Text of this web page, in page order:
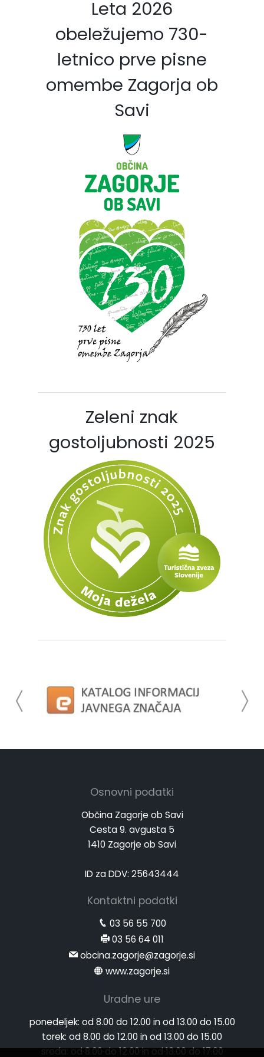
Leta 2026
obeležujemo 730-
letnico prve pisne
omembe Zagorja ob
Savi
Zeleni znak
gostoljubnosti 2025
Osnovni podatki
Občina Zagorje ob Savi
Cesta 9. avgusta 5
1410 Zagorje ob Savi
ID za DDV: 25643444
Kontaktni podatki
03 56 55 700
03 56 64 011
obcina.zagorje@zagorje.si
www.zagorje.si
Uradne ure
ponedeljek: od 8.00 do 12.00 in od 13.00 do 15.00
torek: od 8.00 do 12.00 in od 13.00 do 15.00
sreda:od 8.00 do 12.00 in od 13.00 do 17.00